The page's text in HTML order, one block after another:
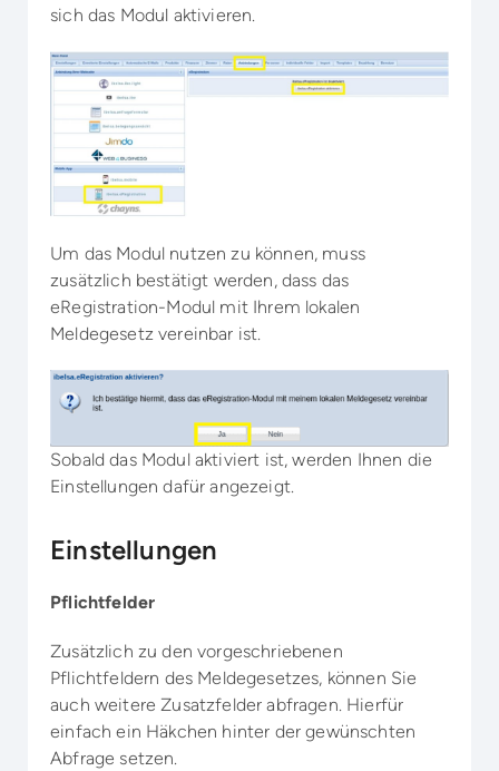
sich das Modul aktivieren.
Um das Modul nutzen zu können, muss
zusätzlich bestätigt werden, dass das
eRegistration-Modul mit Ihrem lokalen
Meldegesetz vereinbar ist.
Sobald das Modul aktiviert ist, werden Ihnen die
Einstellungen dafür angezeigt.
Einstellungen
Pflichtfelder
Zusätzlich zu den vorgeschriebenen
Pflichtfeldern des Meldegesetzes, können Sie
auch weitere Zusatzfelder abfragen. Hierfür
einfach ein Häkchen hinter der gewünschten
Abfrage setzen.